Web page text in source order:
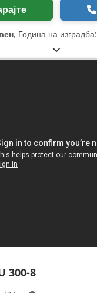
, Година на изградба:
300-8